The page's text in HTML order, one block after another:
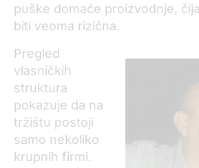
puške domaće proizvodnje,
biti veoma rizična.
Pregled
vlasničkih
struktura
pokazuje da na
tržištu postoji
samo nekoliko
krupnih firmi.